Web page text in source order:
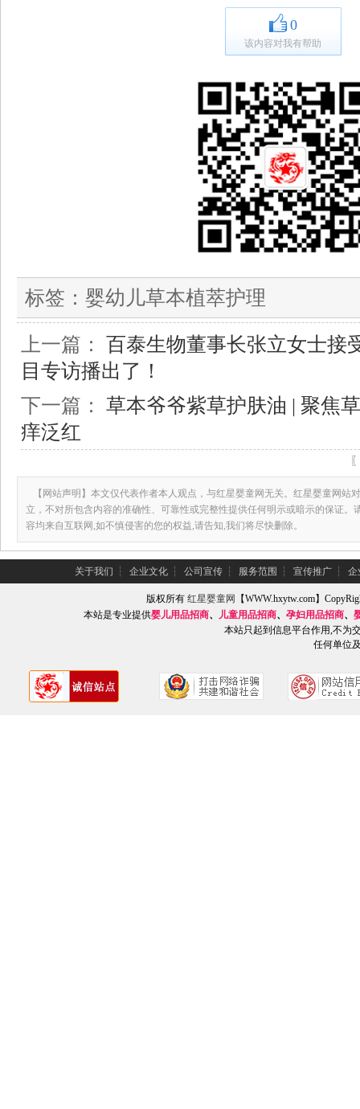
0
该内容对我有帮助
标签： 婴幼儿草本植萃护理
上一篇： 百泰生物董事长张立女士接
目专访播出了！
下一篇： 草本爷爷紫草护肤油 | 聚焦
痒泛红
【网站声明】本文仅代表作者本人观点，与红星婴童网无关。红星婴童网站
立，不对所包含内容的准确性、可靠性或完整性提供任何明示或暗示的保证。
容均来自互联网,如不慎侵害的您的权益,请告知,我们将尽快删除。
关于我们 ┆ 企业文化 ┆ 公司宣传 ┆ 服务范围 ┆ 宣传推广 ┆ 企
版权所有红星婴童网
【WWW.hxytw.com】
本站是专业提供婴儿用品招商、 儿童用品招商、 孕妇用品招商、
本站只起到信息平台作用,不为
任何单位